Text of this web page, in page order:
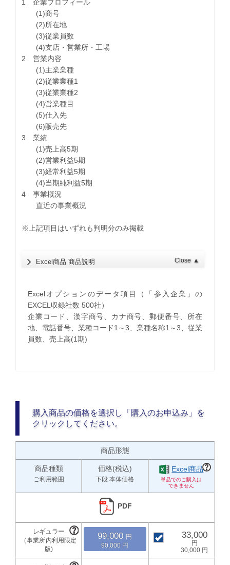
1 企業プロフィール
(1)商号
(2)所在地
(3)従業員数
(4)支店・営業所・工場
2 営業内容
(1)主業業種
(2)従業業種1
(3)従業業種2
(4)営業種目
(5)仕入先
(6)販売先
3 業績
(1)売上高5期
(2)営業利益5期
(3)経常利益5期
(4)当期純利益5期
4 事業概況
直近の事業概況
※上記項目はいずれも判明分のみ掲載
Excel商品 商品説明 Close ▲
Excelオプションのデータ項目（「参入企業」の
EXCEL収録社数 500社）
企業コード、漢字商号、カナ商号、郵便番号、所在
地、電話番号、業種コード1～3、業種名称1～3、従業
員数、売上高(1期)
購入商品の価格を選択し「購入のお申込み」を
クリックしてください。
商品形態
商品種類
ご利用範囲
価格(税込)
下段:本体価格
Excel商品
PDF
99,000
90,000
33,000
30,000